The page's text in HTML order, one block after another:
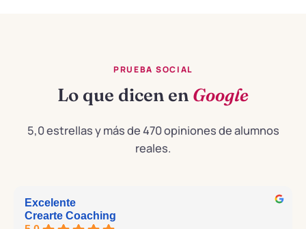
PRUEBA SOCIAL
Lo que dicen en Google
5,0 estrellas y más de 470 opiniones de alumnos
reales.
Excelente
Crearte Coaching